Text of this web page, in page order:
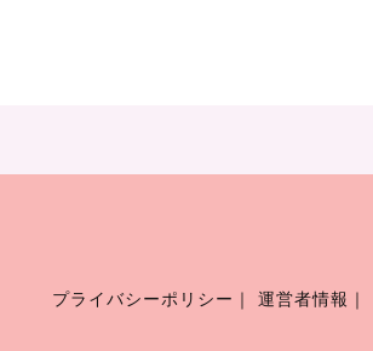
プライバシーポリシー 運営者情報